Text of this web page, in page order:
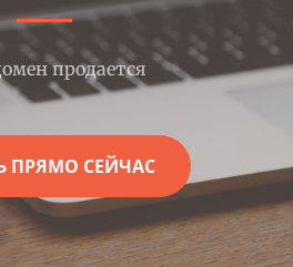
продается
ПРЯМО СЕЙЧАС